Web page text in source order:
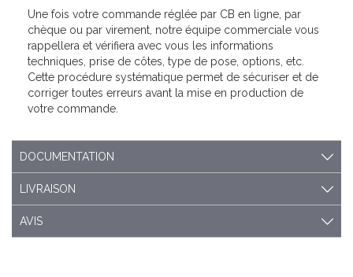
Une fois votre commande réglée par CB en ligne, par
chèque ou par virement, notre équipe commerciale vous
rappellera et vérifiera avec vous les informations
techniques, prise de côtes, type de pose, options, etc.
Cette procédure systématique permet de sécuriser et de
corriger toutes erreurs avant la mise en production de
votre commande.
DOCUMENTATION
LIVRAISON
AVIS